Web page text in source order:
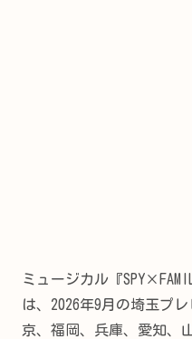
ミュージカル『
は、2026年9月の埼玉プ
京、福岡、兵庫、愛知、